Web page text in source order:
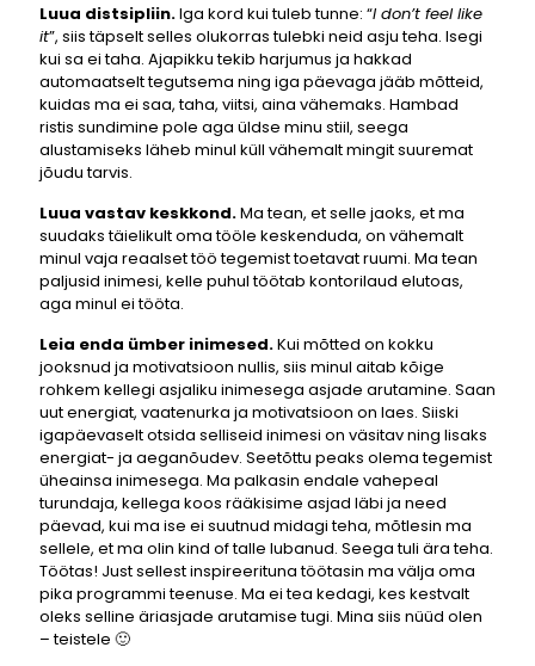
Luua distsipliin.Iga kord kui tuleb tunne: “I don’t feel like
it”, siis täpselt selles olukorras tulebki neid asju teha. Isegi
kui sa ei taha. Ajapikku tekib harjumus ja hakkad
automaatselt tegutsema ning iga päevaga jääb mõtteid,
kuidas ma ei saa, taha, viitsi, aina vähemaks. Hambad
ristis sundimine pole aga üldse minu stiil, seega
alustamiseks läheb minul küll vähemalt mingit suuremat
jõudu tarvis.
Luua vastav keskkond.Ma tean, et selle jaoks, et ma
suudaks täielikult oma tööle keskenduda, on vähemalt
minul vaja reaalset töö tegemist toetavat ruumi. Ma tean
paljusid inimesi, kelle puhul töötab kontorilaud elutoas,
aga minul ei tööta.
Leia enda ümber inimesed.Kui mõtted on kokku
jooksnud ja motivatsioon nullis, siis minul aitab kõige
rohkem kellegi asjaliku inimesega asjade arutamine. Saan
uut energiat, vaatenurka ja motivatsioon on laes. Siiski
igapäevaselt otsida selliseid inimesi on väsitav ning lisaks
energiat- ja aeganõudev. Seetõttu peaks olema tegemist
üheainsa inimesega. Ma palkasin endale vahepeal
turundaja, kellega koos rääkisime asjad läbi ja need
päevad, kui ma ise ei suutnud midagi teha, mõtlesin ma
sellele, et ma olin kind of talle lubanud. Seega tuli ära teha.
Töötas! Just sellest inspireerituna töötasin ma välja oma
pika programmiteenuse. Ma ei tea kedagi, kes kestvalt
oleks selline äriasjade arutamise tugi. Mina siis nüüd olen
– teistele 🙂